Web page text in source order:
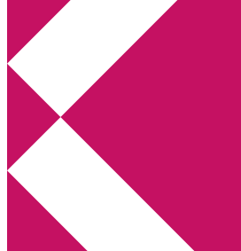
Annikas litteratur- och kulturblogg
Deckare, kriminalromaner, thrillers
Hem
Boktolva
Författarfemman